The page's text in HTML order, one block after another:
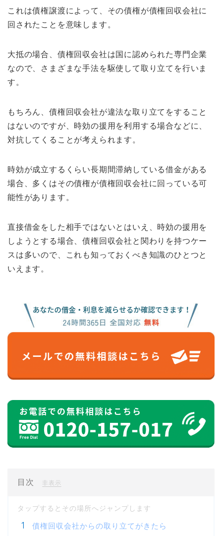
これは債権譲渡によって、その債権が債権回収会社に
回されたことを意味します。
大抵の場合、債権回収会社は国に認められた専門企業
なので、さまざまな手法を駆使して取り立てを行いま
す。
もちろん、債権回収会社が違法な取り立てをすること
はないのですが、時効の援用を利用する場合などに、
対抗してくることが考えられます。
時効が成立するくらい長期間滞納している借金がある
場合、多くはその債権が債権回収会社に回っている可
能性があります。
直接借金をした相手ではないとはいえ、時効の援用を
しようとする場合、債権回収会社と関わりを持つケー
スは多いので、これも知っておくべき知識のひとつと
いえます。
目次 非表示
債権回収会社からの取り立てがきたら